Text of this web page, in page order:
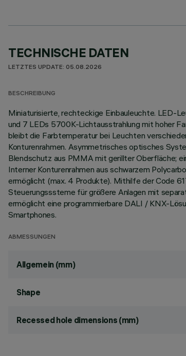
TECHNISCHE DATEN
LETZTES UPDATE: 05.08.2026
BESCHREIBUNG
Miniaturisierte, rechteckige Einbauleuchte. LED-
und 7 LEDs 5700K-Lichtausstrahlung mit hoher
bleibt die Farbtemperatur bei Leuchten
Konturenrahmen. Asymmetrisches optisches
Blendschutz aus PMMA mit gerillter Oberfläche;
Interner Konturenrahmen aus schwarzem
ermöglicht (max. 4 Produkte). Mithilfe der Code
Steuerungsssteme für größere Anlagen mit
ermöglicht eine programmierbare DALI / KNX-
Smartphones.
ABMESSUNGEN
Allgemein (mm)
Shape
Recessed hole dimensions (mm)